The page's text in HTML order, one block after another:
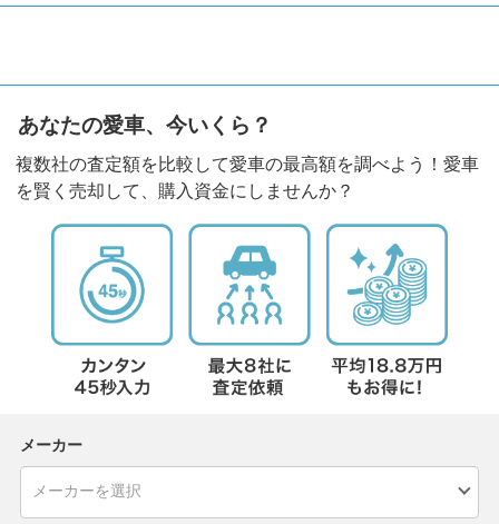
あなたの愛車、今いくら？
複数社の査定額を比較して愛車の最高額を調べよう！愛車
を賢く売却して、購入資金にしませんか？
メーカー